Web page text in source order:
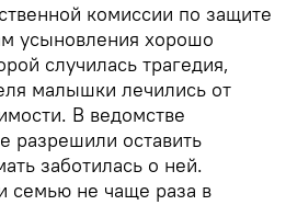
комиссии по защите
усыновления хорошо
случилась трагедия,
малышки лечились от
В ведомстве
разрешили оставить
заботилась о ней.
семью не чаще раза в